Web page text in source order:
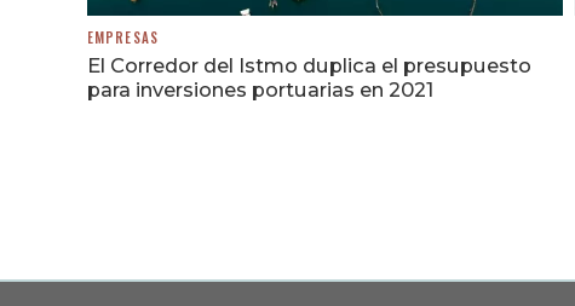
EMPRESAS
El Corredor del Istmo duplica el presupuesto
para inversiones portuarias en 2021